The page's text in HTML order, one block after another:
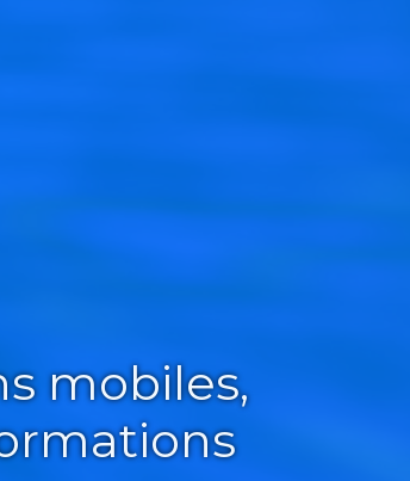
mobiles,